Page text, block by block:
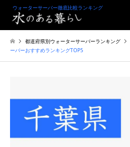
ウォーターサーバー徹底比較ランキング
都道府県別ウォーターサーバーランキング
ーバーおすすめランキングTOP5